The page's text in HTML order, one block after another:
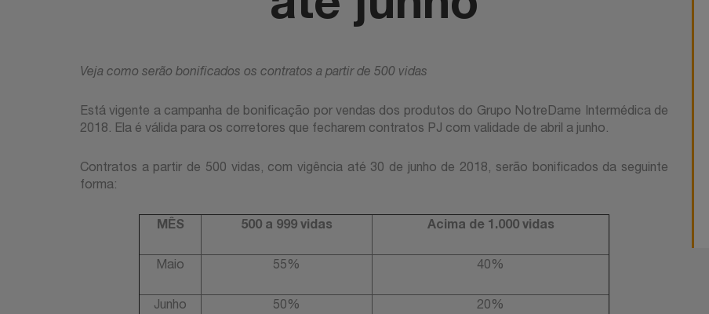
Veja como serão bonificados os contratos a partir de 500 vidas
Está vigente a campanha de bonificação por vendas dos produtos do Grupo NotreDame Intermédica de
2018. Ela é válida para os corretores que fecharem contratos PJ com validade de abril a junho.
Contratos a partir de 500 vidas, com vigência até 30 de junho de 2018, serão bonificados da seguinte
forma:
MÊS 500 a 999 vidas Acima de 1.000 vidas
Maio 55% 40%
Junho 50% 20%